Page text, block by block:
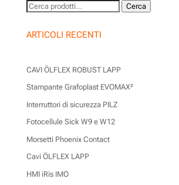
Cerca: Cerca
ARTICOLI RECENTI
CAVI ÖLFLEX ROBUST LAPP
Stampante Grafoplast EVOMAX²
Interruttori di sicurezza PILZ
Fotocellule Sick W9 e W12
Morsetti Phoenix Contact
Cavi ÖLFLEX LAPP
HMI iRis IMO